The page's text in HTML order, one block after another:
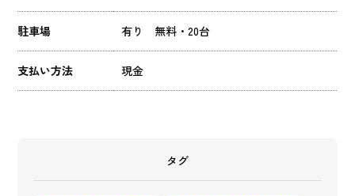
駐車場 有り 無料・20台
支払い方法 現金
タグ